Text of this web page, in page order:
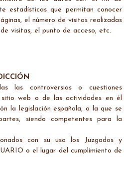
estadísticas que permitan conocer
el número de visitas realizadas
visitas, el punto de acceso, etc.
las controversias o cuestiones
sitio web o de las actividades en él
la legislación española, a la que se
siendo competentes para la
con su uso los Juzgados y
o el lugar del cumplimiento de